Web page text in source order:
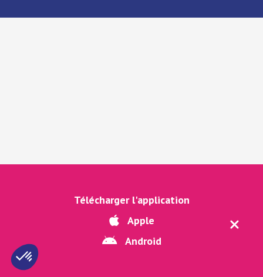
Télécharger l'application
Apple
Android